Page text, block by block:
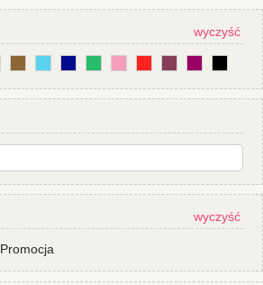
wyczyść
wyczyść
Promocja